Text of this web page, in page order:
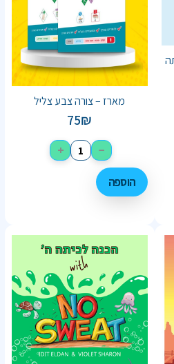
מארז – צורה צבע צליל
75₪
−
+
הוספה